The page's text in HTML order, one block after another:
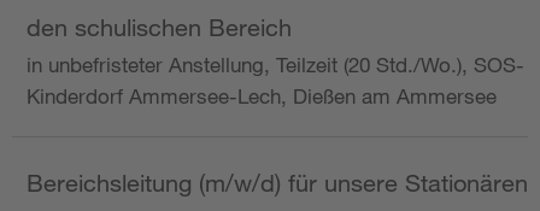
den schulischen Bereich
in unbefristeter Anstellung, Teilzeit (20 Std./Wo.), SOS-
Kinderdorf Ammersee-Lech, Dießen am Ammersee
Bereichsleitung (m/w/d) für unsere Stationären